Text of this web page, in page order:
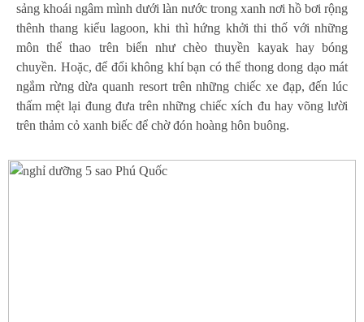
sảng khoái ngâm mình dưới làn nước trong xanh nơi hồ bơi rộng
thênh thang kiểu lagoon, khi thì hứng khởi thi thố với những
môn thể thao trên biển như chèo thuyền kayak hay bóng
chuyền. Hoặc, để đổi không khí bạn có thể thong dong dạo mát
ngắm rừng dừa quanh resort trên những chiếc xe đạp, đến lúc
thấm mệt lại đung đưa trên những chiếc xích đu hay võng lười
trên thảm cỏ xanh biếc để chờ đón hoàng hôn buông.